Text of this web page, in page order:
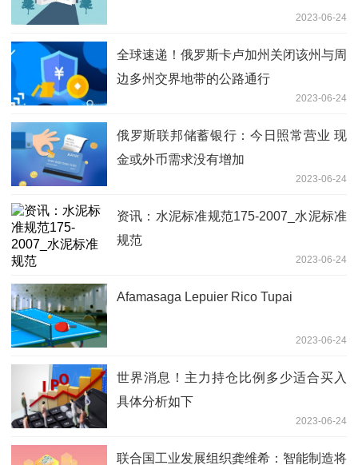
2023-06-24
全球速递！俄罗斯卡卢加州关闭该州与周
边多州交界地带的公路通行
2023-06-24
俄罗斯联邦储蓄银行：今日照常营业 现
金或外币需求没有增加
2023-06-24
资讯：水泥标准规范175-2007_水泥标准
规范
2023-06-24
Afamasaga Lepuier Rico Tupai
2023-06-24
世界消息！主力持仓比例多少适合买入
具体分析如下
2023-06-24
联合国工业发展组织龚维希：智能制造将